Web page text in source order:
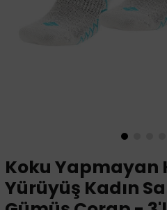
Koku Yapmayan
Yürüyüş Kadın